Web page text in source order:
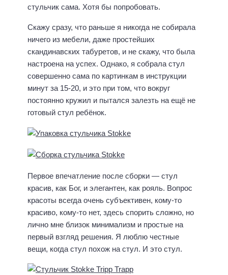
стульчик сама. Хотя бы попробовать.
Скажу сразу, что раньше я никогда не собирала
ничего из мебели, даже простейших
скандинавских табуретов, и не скажу, что была
настроена на успех. Однако, я собрала стул
совершенно сама по картинкам в инструкции
минут за 15-20, и это при том, что вокруг
постоянно кружил и пытался залезть на ещё не
готовый стул ребёнок.
Первое впечатление после сборки — стул
красив, как Бог, и элегантен, как рояль. Вопрос
красоты всегда очень субъективен, кому-то
красиво, кому-то нет, здесь спорить сложно, но
лично мне близок минимализм и простые на
первый взгляд решения. Я люблю честные
вещи, когда стул похож на стул. И это стул.